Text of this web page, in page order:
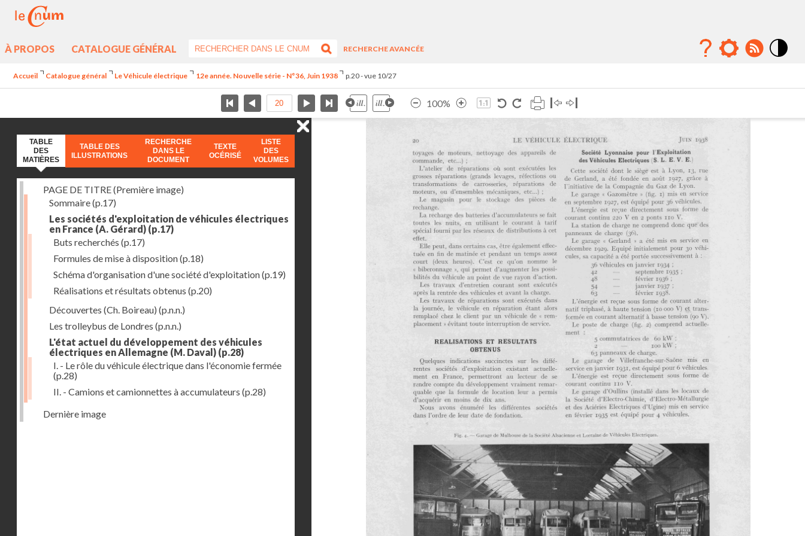
À PROPOS CATALOGUE GÉNÉRAL
RECHERCHE AVANCÉE
Accueil Catalogue général Le Véhicule électrique 12e année. Nouvelle série - N°36, Juin 1938 p.20 - vue 10/27
100%
TABLE
DES
MATIÈRES
TABLE DES
ILLUSTRATIONS
RECHERCHE
DANS LE
DOCUMENT
TEXTE
OCÉRISÉ
LISTE
DES
VOLUMES
PAGE DE TITRE (Première image)
Sommaire(p.17)
Les sociétés d'exploitation de véhicules électriques
en France (A. Gérard) (p.17)
Buts recherchés (p.17)
Formules de mise à disposition(p.18)
Schéma d'organisation d'une société d'exploitation(p.19)
Réalisations et résultats obtenus (p.20)
Découvertes (Ch. Boireau) (p.n.n.)
Les trolleybus de Londres (p.n.n.)
L'état actuel du développement des véhicules
électriques en Allemagne (M. Daval) (p.28)
I. - Le rôle du véhicule électrique dans l'économie fermée
(p.28)
II. - Camions et camionnettes à accumulateurs (p.28)
Dernière image